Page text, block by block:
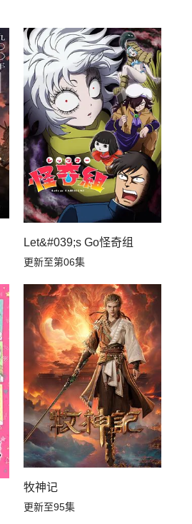
Let&#039;s Go怪奇组
更新至第06集
牧神记
更新至95集